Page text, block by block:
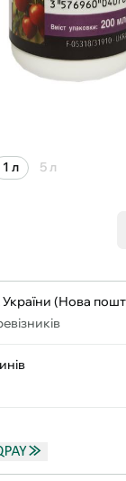
1 л 5 л
(Нова